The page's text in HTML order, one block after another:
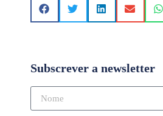
Subscrever a newsletter